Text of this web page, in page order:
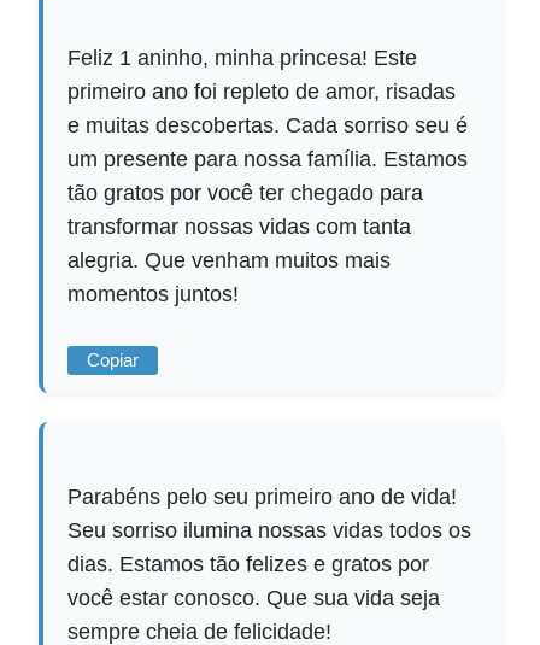
Feliz 1 aninho, minha princesa! Este
primeiro ano foi repleto de amor, risadas
e muitas descobertas. Cada sorriso seu é
um presente para nossa família. Estamos
tão gratos por você ter chegado para
transformar nossas vidas com tanta
alegria. Que venham muitos mais
momentos juntos!
Copiar
Parabéns pelo seu primeiro ano de vida!
Seu sorriso ilumina nossas vidas todos os
dias. Estamos tão felizes e gratos por
você estar conosco. Que sua vida seja
sempre cheia de felicidade!